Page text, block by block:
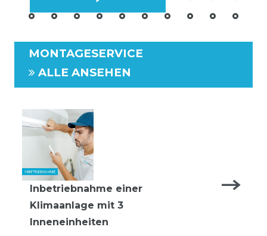
MONTAGESERVICE
ALLE ANSEHEN
Inbetriebnahme einer
Klimaanlage mit 3
Inneneinheiten